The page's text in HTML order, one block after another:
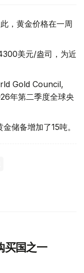
，黄金价格在一周
美元/盎司，为近
Gold Council,
年第二季度全球央
储备增加了15吨。
买国之一